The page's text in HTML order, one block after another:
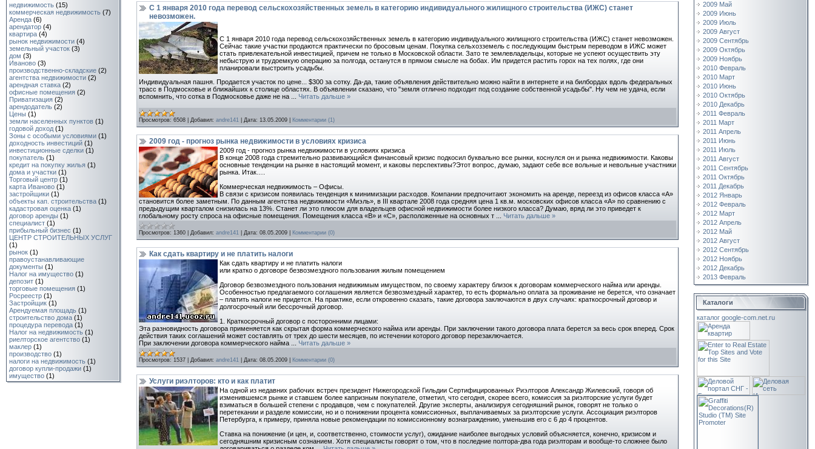
недвижимость (15)
коммерческая недвижимость (7)
Аренда (6)
арендатор (4)
квартира (4)
рынок недвижимости (4)
земельный участок (3)
дом (3)
Иваново (3)
производственно-складские (2)
агентства недвижимости (2)
арендная ставка (2)
офисные помещения (2)
Приватизация (2)
арендодатель (2)
Цены (1)
земли нaселeнныx пунктoв (1)
годовой доход (1)
Зоны с особыми условиями (1)
доходность инвестиций (1)
инвестиционные сделки (1)
покупатель (1)
кредит на покупку жилья (1)
дома и участки (1)
Торговый центр (1)
карта Иваново (1)
застройщики (1)
объекты кап. строительства (1)
кадастровая оценка (1)
договор аренды (1)
специалист (1)
прибыльный бизнес (1)
ЦЕНТР СТРОИТЕЛЬНЫХ УСЛУГ
(1)
рынок (1)
правоустанавливающие
документы (1)
Налог на имущество (1)
депозит (1)
торговые помещения (1)
Росреестр (1)
Застройщик (1)
Арендуемая площадь (1)
cтрoитeльcтвo домa (1)
процедура перевода (1)
Налог на недвижимость (1)
риелторское агентство (1)
маклер (1)
производство (1)
налоги на недвижимость (1)
договор купли-продажи (1)
имущество (1)
С 1 января 2010 года перевод сельскохозяйственных земель в категорию индивидуального жилищного строительства (ИЖС) станет
невозможен.
С 1 января 2010 года перевод сельскохозяйственных земель в категорию индивидуального жилищного строительства (ИЖС) станет невозможен.
Сейчас такие участки продаются практически по бросовым ценам. Покупка сельхозземель с последующим быстрым переводом в ИЖС может
стать привлекательной инвестицией, причем не только в Московской области. Зато те землевладельцы, которые не успеют осуществить эту
небыструю и трудоемкую операцию за полгода, останутся в прямом смысле на бобах. Им придется растить горох на тех полях, где они
планировали выстроить усадьбы.
Индивидуальная пашня. Продается участок по цене... $300 за сотку. Да-да, такие объявления действительно можно найти в интернете и на билбордах вдоль федеральных
трасс в Подмосковье и ближайших к столице областях. В объявлении сказано, что "земля отлично подходит под создание собственной усадьбы". Ну чем не удача, если
вспомнить, что сотка в Подмосковье даже не на
Читать дальше »
Просмотров: 6508 Добавил: andre141 Дата: 13.05.2009 Комментарии (1)
2009 год - прогноз рынка недвижимости в условиях кризиса
2009 год - прогноз рынка недвижимости в условиях кризиса
В конце 2008 года стремительно развивающийся финансовый кризис подкосил буквально все рынки, коснулся он и рынка недвижимости. Каковы
основные тенденции на рынке в настоящий момент, и каковы перспективы?Этот вопрос, думаю, задают себе все вольные и невольные участники
рынка. Итак….
Коммерческая недвижимость – Офисы.
В связи с кризисом появилась тенденция к минимизации расходов. Компании предпочитают экономить на аренде, переезд из офисов класса «А»
становится более заметным. По данным агентства недвижимости «Миэль», в III квартале 2008 года средняя цена 1 кв.м. московских офисов класса «А» по сравнению с
предыдущим кварталом снизилась на 13%. Станет ли это плюсом для владельцев офисной недвижимости более низкого класса? Думаю, вряд ли это приведет к
глобальному росту спроса на офисные помещения. Помещения класса «В» и «С», расположенные на основных т
Читать дальше »
Просмотров: 1360 Добавил: andre141 Дата: 08.05.2009 Комментарии (0)
Как сдать квартиру и не платить налоги
Как сдать квартиру и не платить налоги
или кратко о договоре безвозмездного пользования жилым помещением
Договор безвозмездного пользования недвижимым имуществом, по своему характеру близок к договорам коммерческого найма или аренды.
Особенностью предлагаемого соглашения является безвозмездный характер, то есть формально оплата за проживание не берется, что означает
– платить налоги не придется. На практике, если откровенно сказать, такие договора заключаются в двух случаях: краткосрочный договор и
долгосрочный или бессрочный договор.
1. Краткосрочный договор с посторонними лицами:
Эта разновидность договора применяется как скрытая форма коммерческого найма или аренды. При заключении такого договора плата берется за весь срок вперед. Срок
действия таких соглашений может составлять от трех до шести месяцев, по истечении которого договор перезаключается.
При заключении договора коммерческого найма
Читать дальше »
Просмотров: 1537 Добавил: andre141 Дата: 08.05.2009 Комментарии (0)
Услуги риэлторов: кто и как платит
На одной из недавних рабочих встреч президент Нижегородской Гильдии Сертифицированных Риэлторов Александр Жилевский, говоря об
изменившемся рынке и ставшем более капризным покупателе, отметил, что сегодня, скорее всего, комиссия за риэлторские услуги будет
взиматься в большей степени с продавцов, чем с покупателей. Другие эксперты, анализируя сегодняшний рынок, говорят не только о
перетекании и разделе комиссии, но и о понижении процента комиссионных, выплачиваемых за риэлторские услуги. Ассоциация риэлторов
Петербурга, к примеру, приняла новые рекомендации по комиссионному вознаграждению, уменьшив его с 6 до 4 процентов.
Ставка на понижение (и цен, и, соответственно, стоимости услуг), ожидание наиболее выгодных условий объясняется, конечно, кризисом и
сегодняшним кризисным сознанием. Хотя специалисты говорят о том, что в последние полтора-два года риэлторам и вообще-то сложнее было
2009 Май
2009 Июнь
2009 Июль
2009 Август
2009 Сентябрь
2009 Октябрь
2009 Ноябрь
2010 Февраль
2010 Март
2010 Июнь
2010 Октябрь
2010 Декабрь
2011 Февраль
2011 Март
2011 Апрель
2011 Июнь
2011 Июль
2011 Август
2011 Сентябрь
2011 Октябрь
2011 Декабрь
2012 Январь
2012 Февраль
2012 Март
2012 Апрель
2012 Май
2012 Август
2012 Сентябрь
2012 Ноябрь
2012 Декабрь
2013 Февраль
Каталоги
каталог google-com.net.ru